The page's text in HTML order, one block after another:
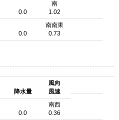
0.0
南
1.02
0.0
南南東
0.73
降水量
風向
風速
0.0
南西
0.36